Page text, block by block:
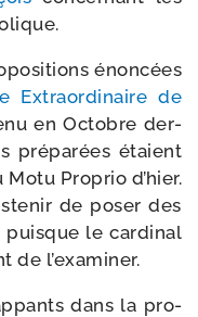
énon­cées
Extraordinaire de
en Octobre der­
pré­pa­rées étaient
Proprio d’hier.
de poser des
le car­di­nal
de l’examiner.
dans la pro­